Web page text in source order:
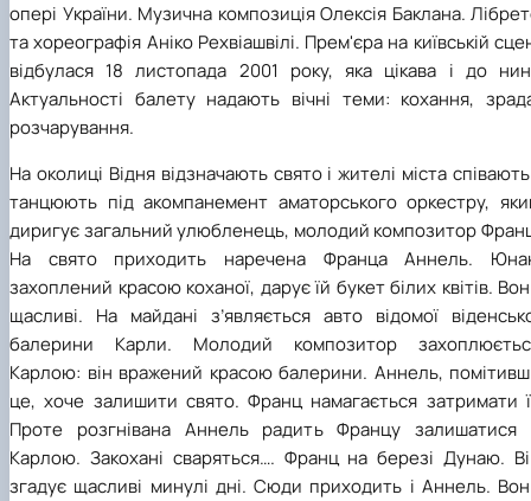
опері України. Музична композиція Олексія Баклана.
та хореографія Аніко Рехвіашвілі. Прем'єра на київській
відбулася 18 листопада 2001 року, яка цікава і до
Актуальності балету надають вічні теми: кохання,
розчарування.
На околиці Відня відзначають свято і жителі міста співають
танцюють під акомпанемент аматорського оркестру,
диригує загальний улюбленець, молодий композитор
На свято приходить наречена Франца Аннель.
захоплений красою коханої, дарує їй букет білих квітів.
щасливі. На майдані з’являється авто відомої
балерини Карли. Молодий композитор
Карлою: він вражений красою балерини. Аннель,
це, хоче залишити свято. Франц намагається затримати
Проте розгнівана Аннель радить Францу залишатися
Карлою. Закохані сваряться…. Франц на березі Дунаю.
згадує щасливі минулі дні. Сюди приходить і Аннель.